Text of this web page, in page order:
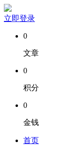
立即登录
0
文章
0
积分
0
金钱
首页